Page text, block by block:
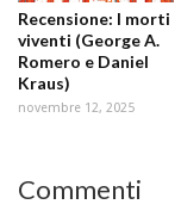
Recensione: I morti
viventi (George A.
Romero e Daniel
Kraus)
novembre 12, 2025
Commenti